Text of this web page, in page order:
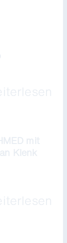
mit
Klenk